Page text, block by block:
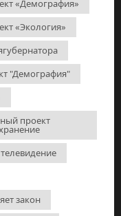
«Демография»
«Экология»
"Демография"
проект
закон